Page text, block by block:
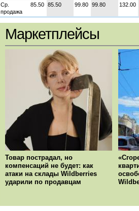
Ср.
продажа
85.50 85.50 99.80 99.80 132.00
Маркетплейсы
Товар пострадал, но
компенсаций не будет: как
атаки на склады Wildberries
ударили по продавцам